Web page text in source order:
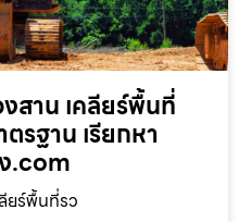
สาน เคลียร์พื้นที่
รฐาน เรียกหา
.com
ยร์พื้นที่รว